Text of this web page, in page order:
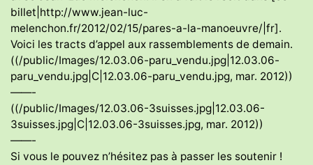
billet|http://www.jean-luc-
melenchon.fr/2012/02/15/pares-a-la-manoeuvre/|fr].
Voici les tracts d’appel aux rassemblements de demain.
((/public/Images/12.03.06-paru_vendu.jpg|12.03.06-
paru_vendu.jpg|C|12.03.06-paru_vendu.jpg, mar. 2012))
——-
((/public/Images/12.03.06-3suisses.jpg|12.03.06-
3suisses.jpg|C|12.03.06-3suisses.jpg, mar. 2012))
——-
Si vous le pouvez n’hésitez pas à passer les soutenir !